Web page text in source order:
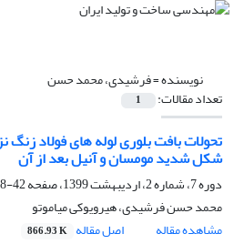
نویسنده =فرشیدی، محمد حسن
تعداد مقالات: 1
شکل شدید مومسان و آنیل بعد از آن
دوره 7، شماره 2، اردیبهشت 1399، صفحه
42-48
محمد حسن فرشیدی، هیرویوکی میاموتو
مشاهده مقاله
اصل مقاله 866.93 K